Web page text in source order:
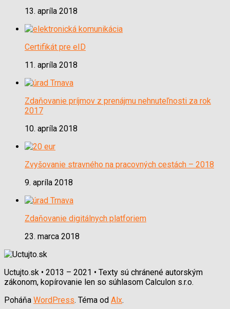
13. apríla 2018
Certifikát pre eID
11. apríla 2018
Zdaňovanie príjmov z prenájmu nehnuteľnosti za rok
2017
10. apríla 2018
Zvyšovanie stravného na pracovných cestách – 2018
9. apríla 2018
Zdaňovanie digitálnych platforiem
23. marca 2018
Uctujto.sk • 2013 – 2021 • Texty sú chránené autorským
zákonom, kopírovanie len so súhlasom Calculon s.r.o.
Poháňa WordPress. Téma od Alx.